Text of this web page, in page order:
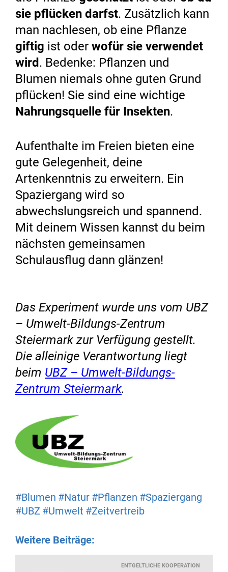
sie pflücken darfst. Zusätzlich kann
man nachlesen, ob eine Pflanze
giftig ist oder wofür sie verwendet
wird . Bedenke: Pflanzen und
Blumen niemals ohne guten Grund
pflücken! Sie sind eine wichtige
Nahrungsquelle für Insekten.
Aufenthalte im Freien bieten eine
gute Gelegenheit, deine
Artenkenntnis zu erweitern. Ein
Spaziergang wird so
abwechslungsreich und spannend.
Mit deinem Wissen kannst du beim
nächsten gemeinsamen
Schulausflug dann glänzen!
Das Experiment wurde uns vom UBZ
– Umwelt-Bildungs-Zentrum
Steiermark zur Verfügung gestellt.
Die alleinige Verantwortung liegt
beim UBZ – Umwelt-Bildungs-
Zentrum Steiermark.
#Blumen #Natur #Pflanzen #Spaziergang
#UBZ #Umwelt #Zeitvertreib
Weitere Beiträge:
ENTGELTLICHE KOOPERATION